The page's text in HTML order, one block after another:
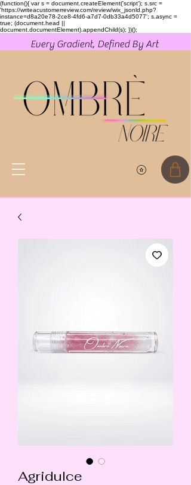
(function(){ var s = document.createElement('script'); s.src =
'https://writeacustomerreview.com/review/wix_jsonld.php?
instance=d8a20e78-2ce8-4fd6-a7d7-0db33a4d5077'; s.async =
true; (document.head ||
document.documentElement).appendChild(s); })();
Every Gradient, Defined By Art
Agridulce